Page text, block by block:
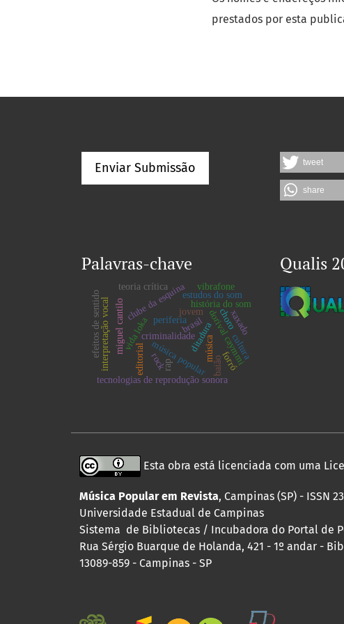
prestados por esta
Enviar Submissão tweet
share
Palavras-chave
rap
vida loka
jovem
criminalidade
periferia
miguel cantilo
rock
ditadura
música popular
clube da esquina história do som
estudos do som
tecnologias de reprodução sonora
teoria crítica
dorival caymmi
música
editorial
interpretação vocal
efeitos de sentido choro
vibrafone
baiãoforró
xaxado
brasil
cultura
Qualis
Esta obra está licenciada com uma
Música Popular em Revista, Campinas (SP) - ISSN
Universidade Estadual de Campinas
Sistema de Bibliotecas / Incubadora do Portal de
Rua Sérgio Buarque de Holanda, 421 - 1º andar -
13089-859 - Campinas - SP